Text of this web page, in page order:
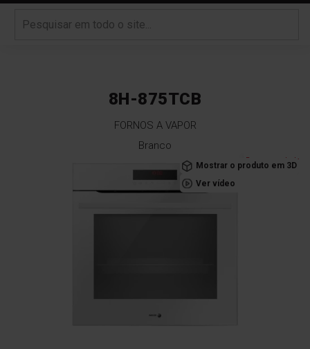
8H-875TCB
FORNOS A VAPOR
Branco
Mostrar o produto em 3D
Ver vídeo
Recomendado